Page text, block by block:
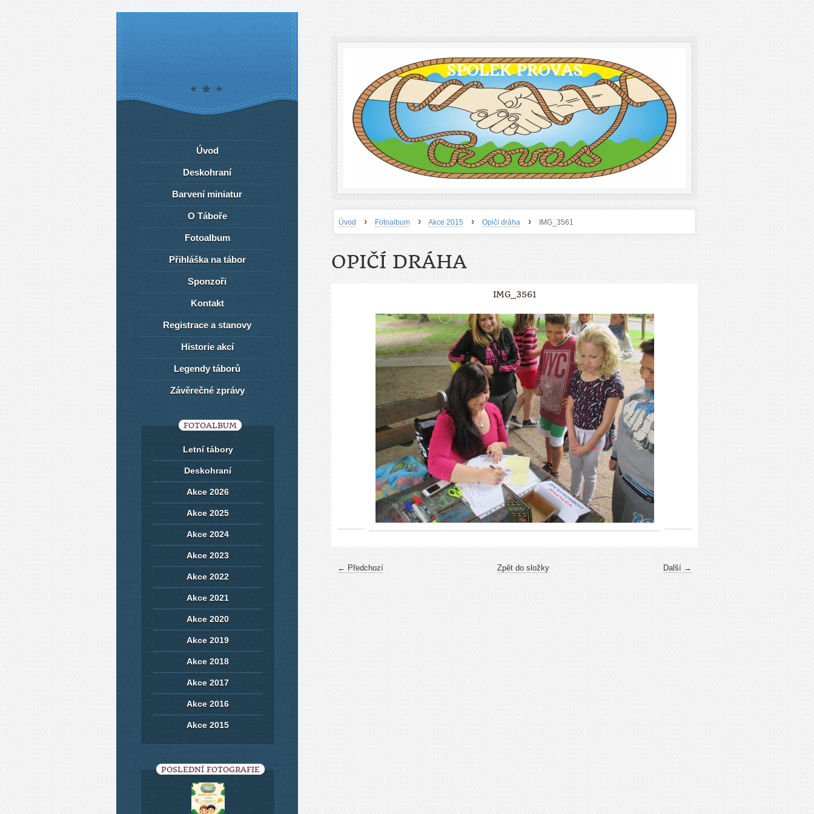
SPOLEK PROVAS
Úvod › Fotoalbum › Akce 2015 › Opičí dráha › IMG_3561
OPIČÍ DRÁHA
IMG_3561
← Předchozí Další →
Zpět do složky
Úvod
Deskohraní
Barvení miniatur
O Táboře
Fotoalbum
Přihláška na tábor
Sponzoři
Kontakt
Registrace a stanovy
Historie akcí
Legendy táborů
Závěrečné zprávy
FOTOALBUM
Letní tábory
Deskohraní
Akce 2026
Akce 2025
Akce 2024
Akce 2023
Akce 2022
Akce 2021
Akce 2020
Akce 2019
Akce 2018
Akce 2017
Akce 2016
Akce 2015
POSLEDNÍ FOTOGRAFIE